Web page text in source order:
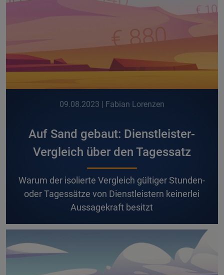
09.08.2023 | Fabian Lorenzen
Auf Sand gebaut: Dienstleister-
Vergleich über den Tagessatz
Warum der isolierte Vergleich gültiger Stunden-
oder Tagessätze von Dienstleistern keinerlei
Aussagekraft besitzt